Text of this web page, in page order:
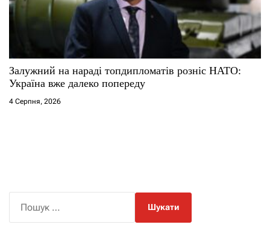
Залужний на нараді топдипломатів розніс НАТО:
Україна вже далеко попереду
4 Серпня, 2026